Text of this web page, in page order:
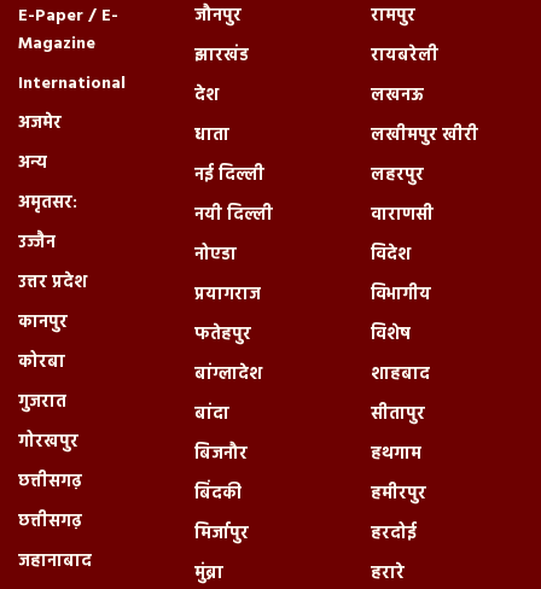
E-Paper / E-
Magazine
International
अजमेर
अन्य
अमृतसर:
उज्जैन
उत्तर प्रदेश
कानपुर
कोरबा
गुजरात
गोरखपुर
छत्तीसगढ़
छत्तीसगढ़
जहानाबाद
जौनपुर
झारखंड
देश
धाता
नई दिल्ली
नयी दिल्ली
नोएडा
प्रयागराज
फतेहपुर
बांग्लादेश
बांदा
बिजनौर
बिंदकी
मिर्जापुर
मुंब्रा
रामपुर
रायबरेली
लखनऊ
लखीमपुर खीरी
लहरपुर
वाराणसी
विदेश
विभागीय
विशेष
शाहबाद
सीतापुर
हथगाम
हमीरपुर
हरदोई
हरारे